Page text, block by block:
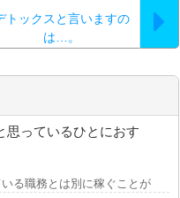
トックスと言いますの
は…。
思っているひとにおす
る職務とは別に稼ぐことができ